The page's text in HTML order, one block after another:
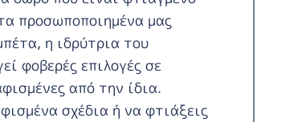
προσωποποιημένα μας
η ιδρύτρια του
φοβερές επιλογές σε
από την ίδια.
σχέδια ή να φτιάξεις